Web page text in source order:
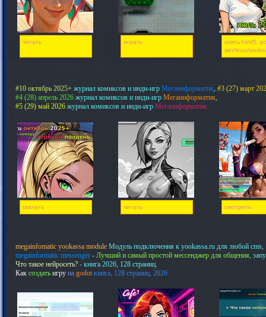
читать играть
опять html5,
win/linux/
#10 октябрь 2025+ журнал комиксов и инди-игр Мегаинформатик, #3 (27) март
#4 (28) апрель 2026 журнал комиксов и инди-игр Мегаинформатик,
#5 (29) май 2026 журнал комиксов и инди-игр Мегаинформатик
скачать читать смотреть
megainfomatic yookassa module Модуль подключения к yookassa.ru для любой cms,
megainformatic messenger - Лучший и самый простой мессенджер для общения,
Что такое нейросеть? - книга 2026, 128 страниц.
Как создать игру на godot книга, 128 страниц, 2026